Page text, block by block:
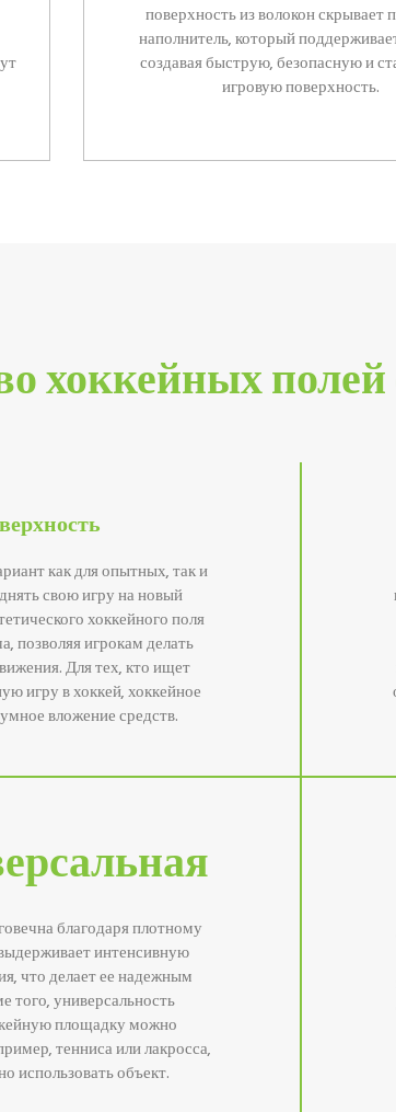
поверхность из волокон скрывает
наполнитель, который
создавая быструю, безопасную и
игровую поверхность.
хоккейных полей
как для опытных, так и
свою игру на новый
хоккейного поля
позволяя игрокам делать
Для тех, кто ищет
игру в хоккей, хоккейное
вложение средств.
благодаря плотному
интенсивную
что делает ее надежным
того, универсальность
площадку можно
тенниса или лакросса,
использовать объект.